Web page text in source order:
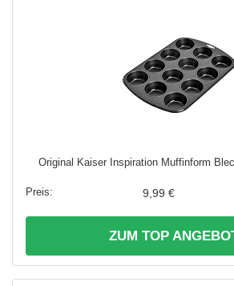
Original Kaiser Inspiration Muffinform
9,99 €
ZUM TOP